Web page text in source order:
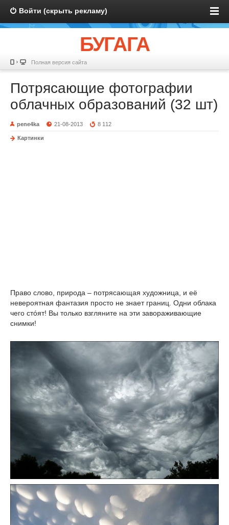
Войти (скрыть рекламу)
БУГАГА
Полная версия сайта
Потрясающие фотографии
облачных образований (32 шт)
pene4ka 21-08-2013 8 112
Картинки
Право слово, природа – потрясающая художница, и её
невероятная фантазия просто не знает границ. Одни облака
чего стóят! Вы только взгляните на эти завораживающие
снимки!